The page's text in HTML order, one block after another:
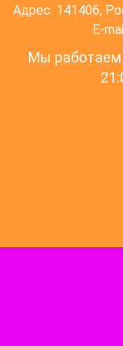
Адрес: 141406,
E-
Мы работаем